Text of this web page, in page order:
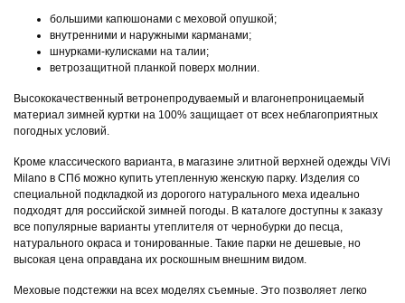
большими капюшонами с меховой опушкой;
внутренними и наружными карманами;
шнурками-кулисками на талии;
ветрозащитной планкой поверх молнии.
Высококачественный ветронепродуваемый и влагонепроницаемый
материал зимней куртки на 100% защищает от всех неблагоприятных
погодных условий.
Кроме классического варианта, в магазине элитной верхней одежды ViVi
Milano в СПб можно купить утепленную женскую парку. Изделия со
специальной подкладкой из дорогого натурального меха идеально
подходят для российской зимней погоды. В каталоге доступны к заказу
все популярные варианты утеплителя от чернобурки до песца,
натурального окраса и тонированные. Такие парки не дешевые, но
высокая цена оправдана их роскошным внешним видом.
Меховые подстежки на всех моделях съемные. Это позволяет легко